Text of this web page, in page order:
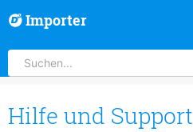
Importer
Hilfe und Support